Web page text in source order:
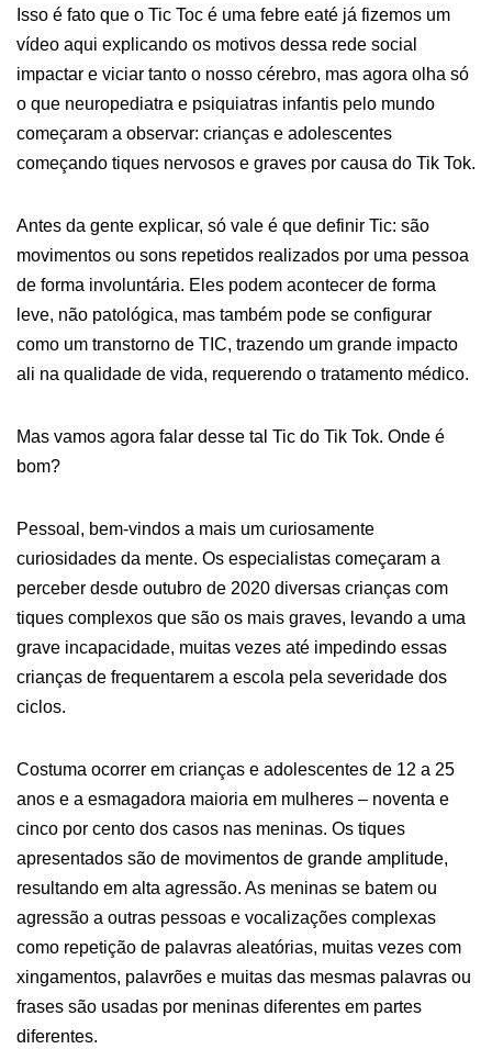
Isso é fato que o Tic Toc é uma febre eaté já fizemos um
vídeo aqui explicando os motivos dessa rede social
impactar e viciar tanto o nosso cérebro, mas agora olha só
o que neuropediatra e psiquiatras infantis pelo mundo
começaram a observar: crianças e adolescentes
começando tiques nervosos e graves por causa do Tik Tok.
Antes da gente explicar, só vale é que definir Tic: são
movimentos ou sons repetidos realizados por uma pessoa
de forma involuntária. Eles podem acontecer de forma
leve, não patológica, mas também pode se configurar
como um transtorno de TIC, trazendo um grande impacto
ali na qualidade de vida, requerendo o tratamento médico.
Mas vamos agora falar desse tal Tic do Tik Tok. Onde é
bom?
Pessoal, bem-vindos a mais um curiosamente
curiosidades da mente. Os especialistas começaram a
perceber desde outubro de 2020 diversas crianças com
tiques complexos que são os mais graves, levando a uma
grave incapacidade, muitas vezes até impedindo essas
crianças de frequentarem a escola pela severidade dos
ciclos.
Costuma ocorrer em crianças e adolescentes de 12 a 25
anos e a esmagadora maioria em mulheres – noventa e
cinco por cento dos casos nas meninas. Os tiques
apresentados são de movimentos de grande amplitude,
resultando em alta agressão. As meninas se batem ou
agressão a outras pessoas e vocalizações complexas
como repetição de palavras aleatórias, muitas vezes com
xingamentos, palavrões e muitas das mesmas palavras ou
frases são usadas por meninas diferentes em partes
diferentes.